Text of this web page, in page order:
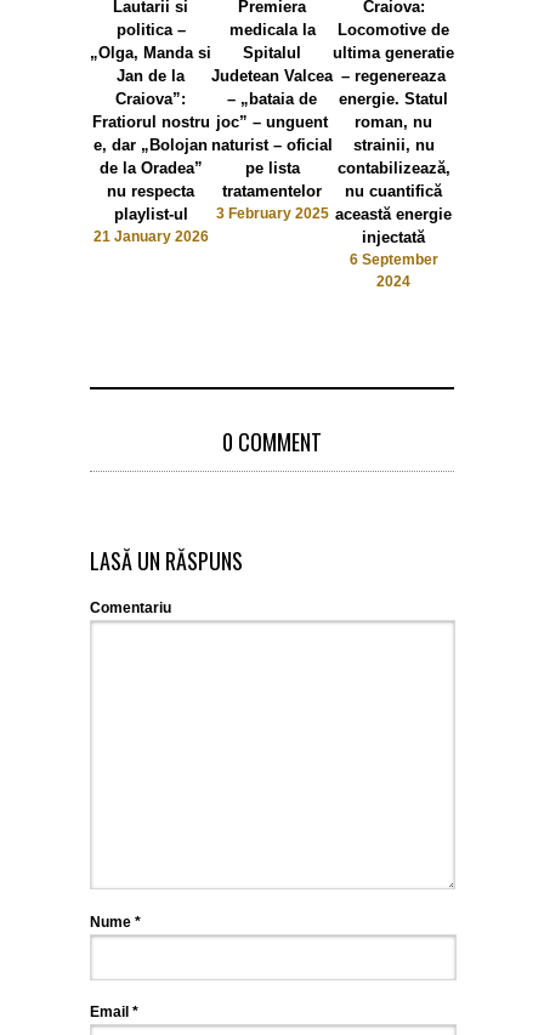
Lautarii si
politica –
„Olga, Manda si
Jan de la
Craiova”:
Fratiorul nostru
e, dar „Bolojan
de la Oradea”
nu respecta
playlist-ul
21 January 2026
Premiera
medicala la
Spitalul
Judetean Valcea
– „bataia de
joc” – unguent
naturist – oficial
pe lista
tratamentelor
3 February 2025
Craiova:
Locomotive de
ultima generatie
– regenereaza
energie. Statul
roman, nu
strainii, nu
contabilizează,
nu cuantifică
această energie
injectată
6 September
2024
0 COMMENT
LASĂ UN RĂSPUNS
Comentariu
Nume *
Email *